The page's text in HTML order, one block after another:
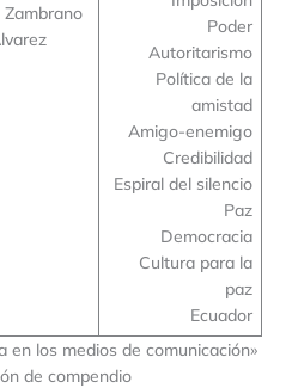
Poder
Autoritarismo
Política de la
amistad
Amigo-enemigo
Credibilidad
Espiral del silencio
Paz
Democracia
Cultura para la
paz
Ecuador
en los medios de comunicación»
de compendio